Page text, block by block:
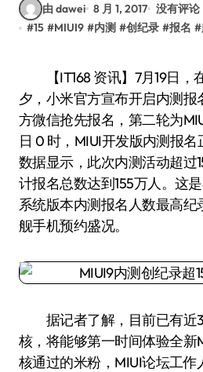
由 dawei 8 月 1, 2017 没有评论
#15 #MIUI9 #内测 #创纪录 #报名 #
【IT168 资讯】7月19日，在MIUI9正式发布前
夕，小米官方宣布开启内测报
方微信抢先报名，第二轮为
日 0 时，MIUI开发版内测报
数据显示，此次内测活动超过
计报名总数达到155万人。这
系统版本内测报名人数最高纪
舰手机预约盛况。
据记者了解，目前已有近
核，将能够第一时间体验全新
核通过的米粉，MIUI论坛工作